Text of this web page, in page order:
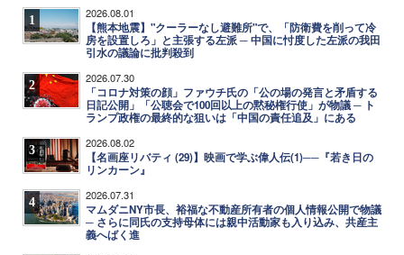
1 2026.08.01
【熊本地震】"クーラーなし避難所"で、「防衛費を削って冷
房を設置しろ」と主張する左派 ─ 中国に忖度した左派の我田
引水の議論に批判殺到
2 2026.07.30
「コロナ対策の顔」ファウチ氏の「公の場の発言と矛盾する
日記公開」「公聴会で100回以上の黙秘権行使」が物議 ─ ト
ランプ政権の最終的な狙いは「中国の責任追及」にある
3 2026.08.02
【名画座リバティ (29)】映画で学ぶ偉人伝(1)──『若き日の
リンカーン』
4 2026.07.31
マムダニNY市長、裕福な不動産所有者の個人情報公開で物議
─ さらに同氏の支持母体には親中活動家も入り込み、共産主
義へばく進